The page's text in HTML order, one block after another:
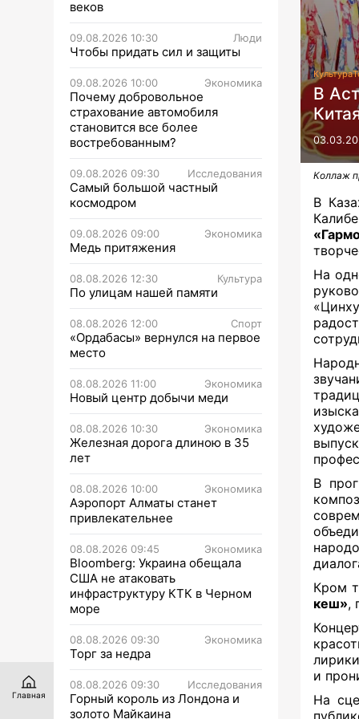
веков
09.08.2026 10:30 Люди
Чтобы придать сил и защиты
09.08.2026 10:00 Экономика
Почему добровольное
страхование автомобиля
становится все более
востребованным?
09.08.2026 09:30 Исследования
Самый большой частный
космодром
09.08.2026 09:00 Экономика
Медь притяжения
08.08.2026 12:30 Культура
По улицам нашей памяти
08.08.2026 12:00 Спорт
«Ордабасы» вернулся на первое
место
08.08.2026 11:00 Экономика
Новый центр добычи меди
08.08.2026 10:30 Экономика
Железная дорога длиною в 35
лет
08.08.2026 10:00 Экономика
Аэропорт Алматы станет
привлекательнее
08.08.2026 09:45 Экономика
Bloomberg: Украина обещала
США не атаковать
инфраструктуру КТК в Черном
море
08.08.2026 09:30 Экономика
Торг за недра
08.08.2026 09:30 Исследования
Горный король из Лондона и
золото Майкаина
Культура
В
Коллаж
В
На
В
Кром
кеш»,
и
На
Главная